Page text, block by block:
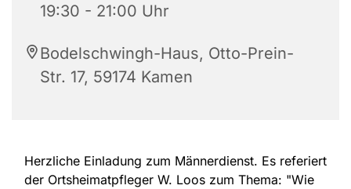
19:30 - 21:00 Uhr
Bodelschwingh-Haus, Otto-Prein-
Str. 17, 59174 Kamen
Herzliche Einladung zum Männerdienst. Es referiert
der Ortsheimatpfleger W. Loos zum Thema: "Wie